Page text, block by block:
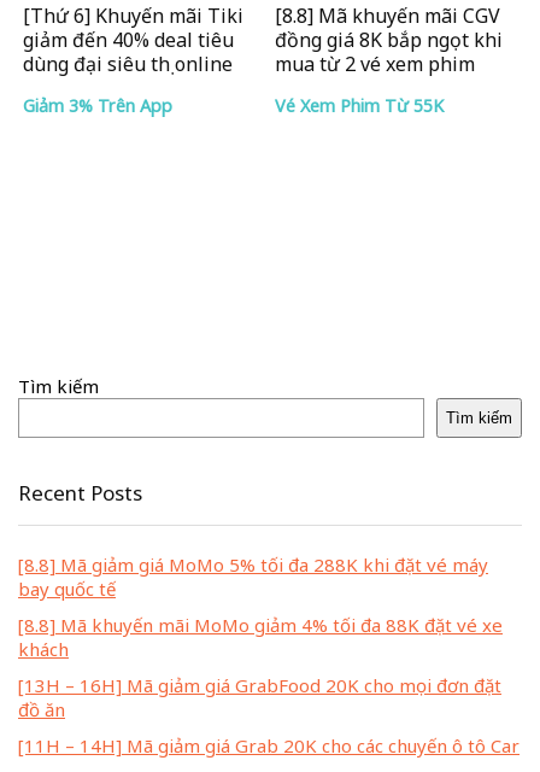
[Thứ 6] Khuyến mãi Tiki
giảm đến 40% deal tiêu
dùng đại siêu thị online
Giảm 3% Trên App
[8.8] Mã khuyến mãi CGV
đồng giá 8K bắp ngọt khi
mua từ 2 vé xem phim
Vé Xem Phim Từ 55K
Tìm kiếm
Tìm kiếm
Recent Posts
[8.8] Mã giảm giá MoMo 5% tối đa 288K khi đặt vé máy
bay quốc tế
[8.8] Mã khuyến mãi MoMo giảm 4% tối đa 88K đặt vé xe
khách
[13H – 16H] Mã giảm giá GrabFood 20K cho mọi đơn đặt
đồ ăn
[11H – 14H] Mã giảm giá Grab 20K cho các chuyến ô tô Car